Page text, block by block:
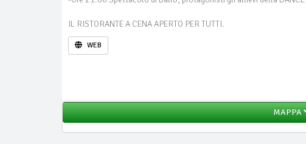
IL RISTORANTE A CENA APERTO PER TUTTI.
WEB
MAPPA